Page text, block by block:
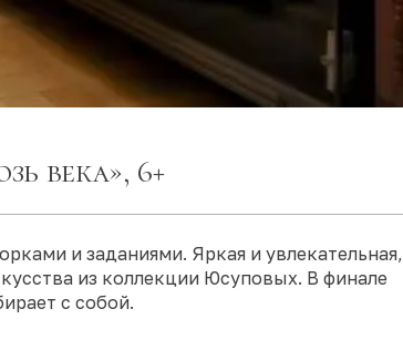
века», 6+
и заданиями. Яркая и увлекательная,
из коллекции Юсуповых. В финале
с собой.